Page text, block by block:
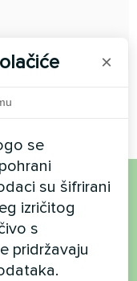
×
se
su šifrirani
izričitog
s
pridržavaju